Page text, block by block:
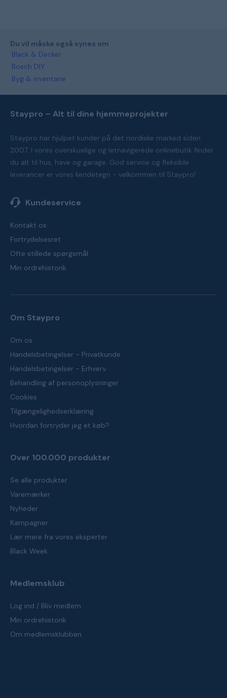
Du vil måske også synes om
Black & Decker
Bosch DIY
Byg & inventarie
Staypro – Alt til dine hjemmeprojekter
Staypro har hjulpet kunder på det nordiske marked siden
2007. I vores overskuelige og letnavigerede onlinebutik finder
du alt til hus, have og garage. God service og fleksible
leverancer er vores kendetegn - velkommen til Staypro!
Kundeservice
Kontakt os
Fortrydelsesret
Ofte stillede spørgsmål
Min ordrehistorik
Om Staypro
Om os
Handelsbetingelser - Privatkunde
Handelsbetingelser - Erhverv
Behandling af personoplysninger
Cookies
Tilgængelighedserklæring
Hvordan fortryder jeg et køb?
Over 100.000 produkter
Se alle produkter
Varemærker
Nyheder
Kampagner
Lær mere fra vores eksperter
Black Week
Medlemsklub
Log ind / Bliv medlem
Min ordrehistorik
Om medlemsklubben